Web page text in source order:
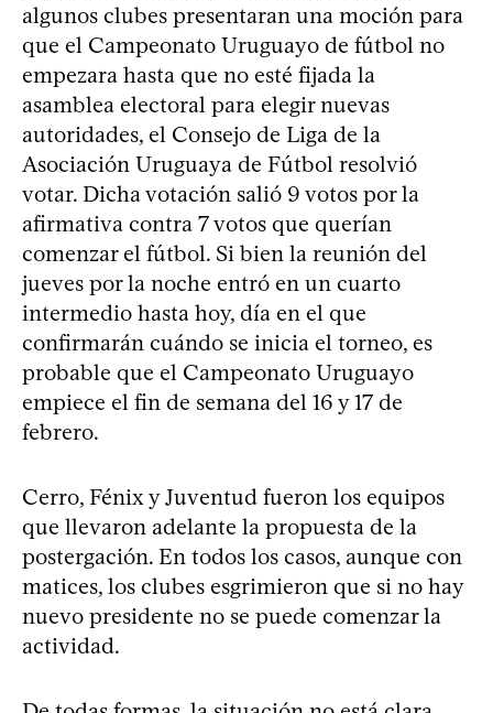
algunos clubes presentaran una moción para
que el Campeonato Uruguayo de fútbol no
empezara hasta que no esté fijada la
asamblea electoral para elegir nuevas
autoridades, el Consejo de Liga de la
Asociación Uruguaya de Fútbol resolvió
votar. Dicha votación salió 9 votos por la
afirmativa contra 7 votos que querían
comenzar el fútbol. Si bien la reunión del
jueves por la noche entró en un cuarto
intermedio hasta hoy, día en el que
confirmarán cuándo se inicia el torneo, es
probable que el Campeonato Uruguayo
empiece el fin de semana del 16 y 17 de
febrero.
Cerro, Fénix y Juventud fueron los equipos
que llevaron adelante la propuesta de la
postergación. En todos los casos, aunque con
matices, los clubes esgrimieron que si no hay
nuevo presidente no se puede comenzar la
actividad.